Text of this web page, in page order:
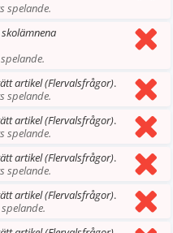
spelande.
artikel (Flervalsfrågor).
spelande.
artikel (Flervalsfrågor).
spelande.
artikel (Flervalsfrågor).
spelande.
artikel (Flervalsfrågor).